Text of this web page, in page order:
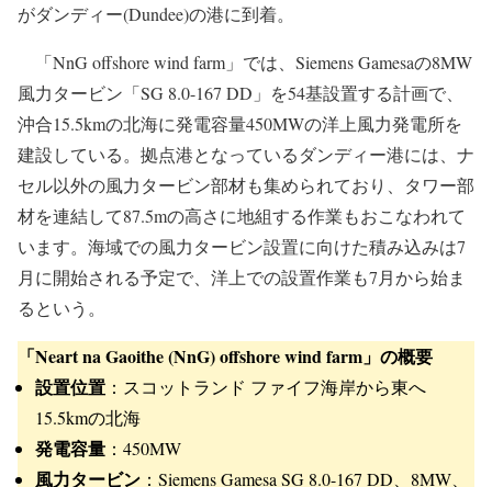
がダンディー(Dundee)の港に到着。
「NnG offshore wind farm」では、Siemens Gamesaの8MW
風力タービン「SG 8.0-167 DD」を54基設置する計画で、
沖合15.5kmの北海に発電容量450MWの洋上風力発電所を
建設している。拠点港となっているダンディー港には、ナ
セル以外の風力タービン部材も集められており、タワー部
材を連結して87.5mの高さに地組する作業もおこなわれて
います。海域での風力タービン設置に向けた積み込みは7
月に開始される予定で、洋上での設置作業も7月から始ま
るという。
「Neart na Gaoithe (NnG) offshore wind farm」の概要
設置位置 ：スコットランド ファイフ海岸から東へ
15.5kmの北海
発電容量 ：450MW
風力タービン ：Siemens Gamesa SG 8.0-167 DD、8MW、